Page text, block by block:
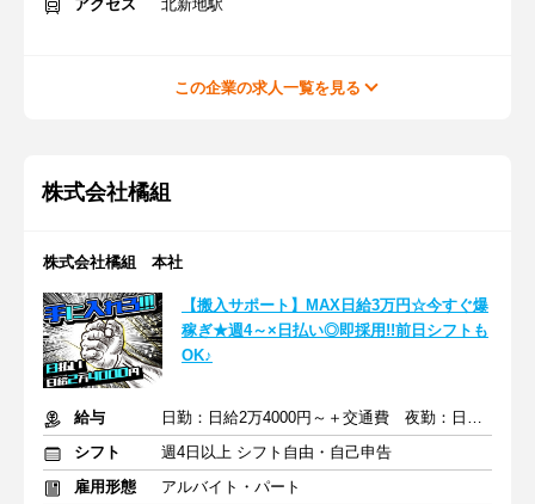
アクセス 北新地駅
この企業の求人一覧を見る
株式会社橘組
株式会社橘組 本社
【搬入サポート】MAX日給3万円☆今すぐ爆
稼ぎ★週4～×日払い◎即採用!!前日シフトも
OK♪
給与
日勤：日給2万4000円～＋交通費 夜勤：日給3万円～＋交通費
シフト
週4日以上 シフト自由・自己申告
雇用形態
アルバイト・パート